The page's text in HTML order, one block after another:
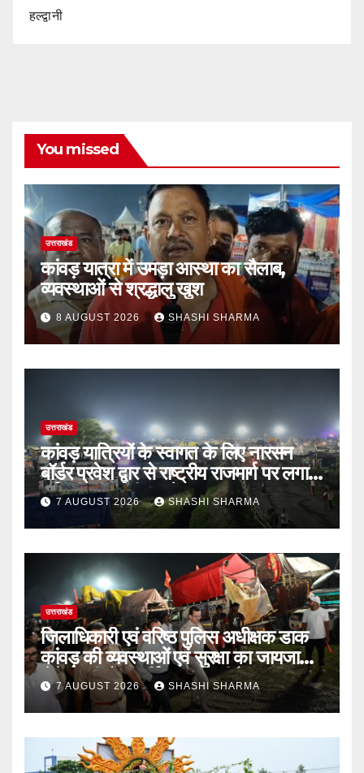
हल्द्वानी
You missed
उत्तराखंड
कांवड़ यात्रा में उमड़ा आस्था का सैलाब,
व्यवस्थाओं से श्रद्धालु खुश
8 AUGUST 2026 SHASHI SHARMA
उत्तराखंड
कांवड़ यात्रियों के स्वागत के लिए नारसन
बॉर्डर प्रवेश द्वार से राष्ट्रीय राजमार्ग पर लगाई
गई रंगीन एलईडी लाइटें
7 AUGUST 2026 SHASHI SHARMA
उत्तराखंड
जिलाधिकारी एवं वरिष्ठ पुलिस अधीक्षक डाक
कांवड़ की व्यवस्थाओं एवं सुरक्षा का जायजा
लेने बैरागी कैंप पार्किंग स्थल जीरो ग्राउंड पर
देर रात्रि पहुंचे
7 AUGUST 2026 SHASHI SHARMA